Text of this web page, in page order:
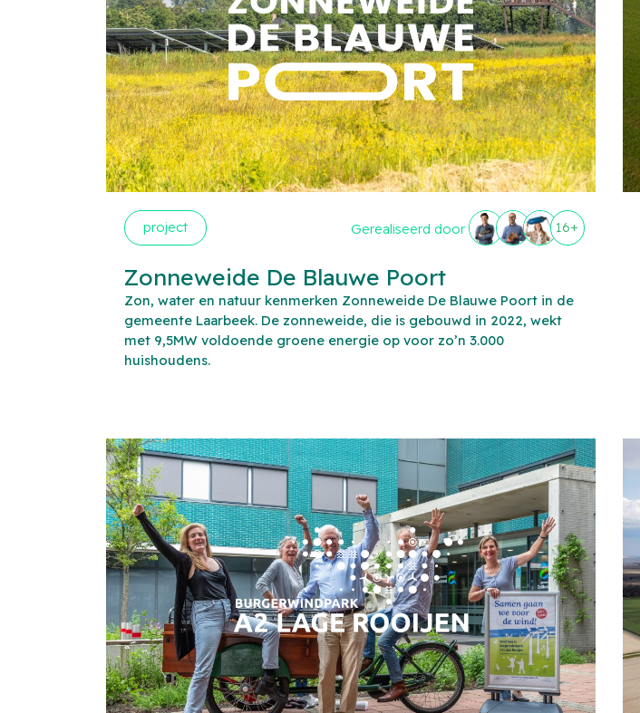
project Gerealiseerd door 16+
Zonneweide De Blauwe Poort
Zon, water en natuur kenmerken Zonneweide De Blauwe Poort in de
gemeente Laarbeek. De zonneweide, die is gebouwd in 2022, wekt
met 9,5MW voldoende groene energie op voor zo’n 3.000
huishoudens.